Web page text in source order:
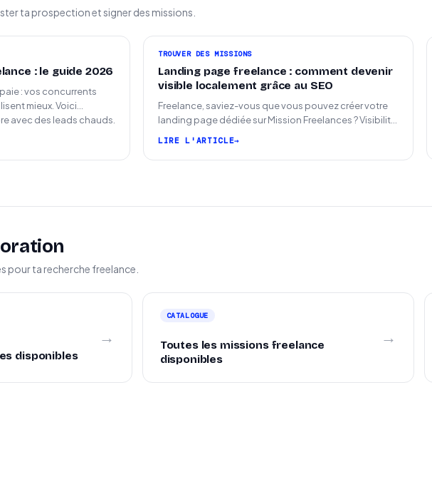
ta prospection et signer des missions.
: le guide 2026
: vos concurrents
mieux. Voici
avec des leads chauds.
TROUVER DES MISSIONS
Landing page freelance : comment devenir
visible localement grâce au SEO
Freelance, saviez-vous que vous pouvez créer votre
landing page dédiée sur Mission Freelances ? Visibilité
LIRE L'ARTICLE
pour ta recherche freelance.
disponibles
→
CATALOGUE
Toutes les missions freelance
disponibles
→